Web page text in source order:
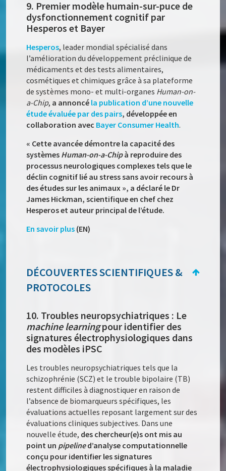
9. Premier modèle humain-sur-puce de
dysfonctionnement cognitif par
Hesperos et Bayer
Hesperos, leader mondial spécialisé dans
l’amélioration du développement préclinique de
médicaments et des tests alimentaires,
cosmétiques et chimiques grâce à sa plateforme
de systèmes mono- et multi-organes Human-on-
a-Chip, a annoncé la publication d’une nouvelle
étude évaluée par des pairs, développée en
collaboration avec Bayer Consumer Health.
« Cette avancée démontre la capacité des
systèmes Human-on-a-Chipà reproduire des
processus neurologiques complexes tels que le
déclin cognitif lié au stress sans avoir recours à
des études sur les animaux », a déclaré le Dr
James Hickman, scientifique en chef chez
Hesperos et auteur principal de l’étude.
En savoir plus (EN)
DÉCOUVERTES SCIENTIFIQUES &
PROTOCOLES
10. Troubles neuropsychiatriques : Le
machine learningpour identifier des
signatures électrophysiologiques dans
des modèles iPSC
Les troubles neuropsychiatriques tels que la
schizophrénie (SCZ) et le trouble bipolaire (TB)
restent difficiles à diagnostiquer en raison de
l’absence de biomarqueurs spécifiques, les
évaluations actuelles reposant largement sur des
évaluations cliniques subjectives. Dans une
nouvelle étude, des chercheur(e)s ont mis au
point un pipelined’analyse computationnelle
conçu pour identifier les signatures
électrophysiologiques spécifiques à la maladie